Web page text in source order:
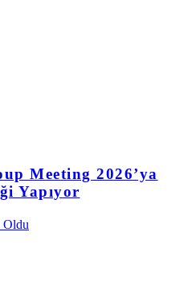
Meeting 2026’ya
Yapıyor
Oldu